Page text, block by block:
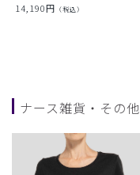
14,190円 （税込）
ナース雑貨・その他